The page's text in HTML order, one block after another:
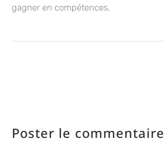
gagner en compétences.
Poster le commentaire